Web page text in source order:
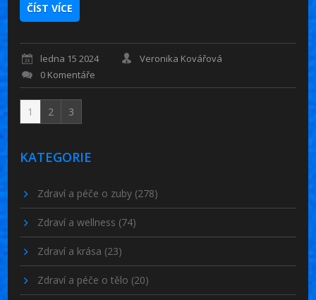
ČÍST VÍCE
ledna 15 2024
Veronika Kovářová
0 Komentáře
1 2 3
KATEGORIE
Zdraví a péče o zuby (278)
Zdraví a wellness (74)
Zdraví a krása (23)
Zdraví a péče o tělo (20)